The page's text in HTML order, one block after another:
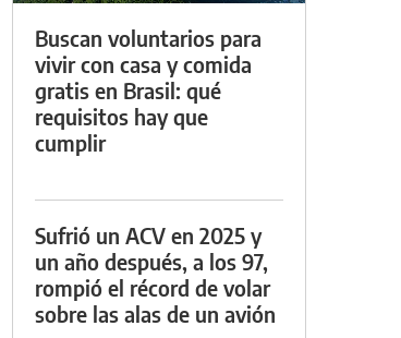
Buscan voluntarios para
vivir con casa y comida
gratis en Brasil: qué
requisitos hay que
cumplir
Sufrió un ACV en 2025 y
un año después, a los 97,
rompió el récord de volar
sobre las alas de un avión